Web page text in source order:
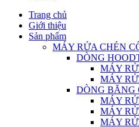
Trang chủ
Giới thiệu
Sản phẩm
MÁY RỬA CHÉN
DÒNG
MÁY
MÁY
DÒNG BĂNG
MÁY
MÁY
MÁY